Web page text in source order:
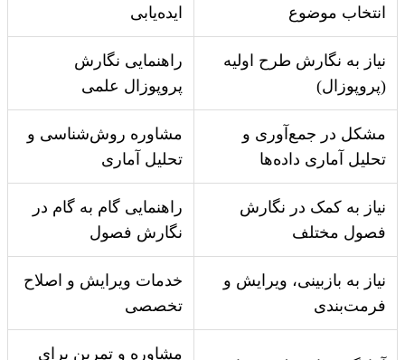
انتخاب موضوع
ایده‌یابی
نیاز به نگارش طرح اولیه
(پروپوزال)
راهنمایی نگارش
پروپوزال علمی
مشکل در جمع‌آوری و
تحلیل آماری داده‌ها
مشاوره روش‌شناسی و
تحلیل آماری
نیاز به کمک در نگارش
فصول مختلف
راهنمایی گام به گام در
نگارش فصول
نیاز به بازبینی، ویرایش و
فرمت‌بندی
خدمات ویرایش و اصلاح
تخصصی
مشاوره و تمرین برای